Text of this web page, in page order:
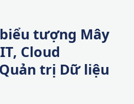
tượng Mây
Cloud
trị Dữ liệu